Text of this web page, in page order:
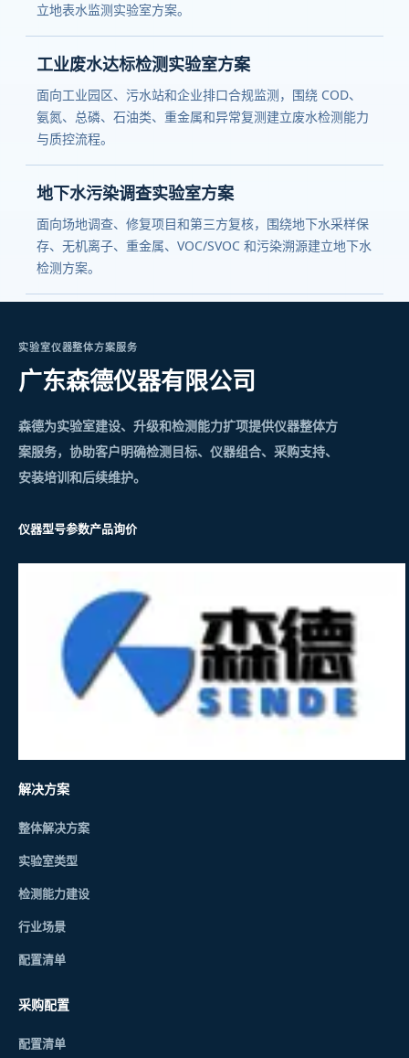
立地表水监测实验室方案。
工业废水达标检测实验室方案
面向工业园区、污水站和企业排口合规监测，围绕 COD、
氨氮、总磷、石油类、重金属和异常复测建立废水检测能力
与质控流程。
地下水污染调查实验室方案
面向场地调查、修复项目和第三方复核，围绕地下水采样保
存、无机离子、重金属、VOC/SVOC 和污染溯源建立地下水
检测方案。
实验室仪器整体方案服务
广东森德仪器有限公司
森德为实验室建设、升级和检测能力扩项提供仪器整体方
案服务，协助客户明确检测目标、仪器组合、采购支持、
安装培训和后续维护。
仪器型号参数产品询价
解决方案
整体解决方案
实验室类型
检测能力建设
行业场景
配置清单
采购配置
配置清单